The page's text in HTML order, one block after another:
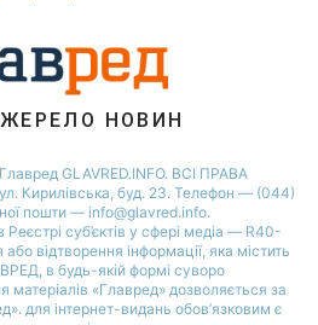
НОВИН
GLAVRED.INFO. ВСІ ПРАВА
Кирилівська, буд. 23. Телефон — (044)
пошти — info@glavred.info.
Реєстрі суб’єктів у сфері медіа — R40-
відтворення інформації, яка містить
в будь-якій формi суворо
матеріалів «Главред» дозволяється за
для інтернет-видань обов’язковим є